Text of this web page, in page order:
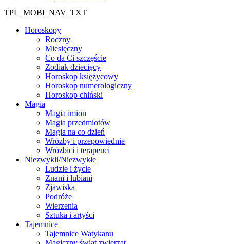
TPL_MOBI_NAV_TXT
Horoskopy
Roczny
Miesięczny
Co da Ci szczęście
Zodiak dziecięcy
Horoskop księżycowy
Horoskop numerologiczny
Horoskop chiński
Magia
Magia imion
Magia przedmiotów
Magia na co dzień
Wróżby i przepowiednie
Wróżbici i terapeuci
Niezwykli/Niezwykłe
Ludzie i życie
Znani i lubiani
Zjawiska
Podróże
Wierzenia
Sztuka i artyści
Tajemnice
Tajemnice Watykanu